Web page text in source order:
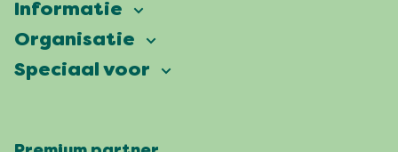
Informatie
Vierdaagsefeesten
Veelgestelde vragen
Organisatie
Onze ambitie
Speciaal voor